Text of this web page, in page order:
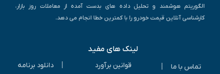
الگوریتم هوشمند و تحلیل داده های بدست آمده از معاملات روز بازار،
کارشناسی آنلاین قیمت خودرو را با کمترین خطا انجام می دهد.
لینک های مفید
تماس با ما قوانین برآورد
دانلود برنامه